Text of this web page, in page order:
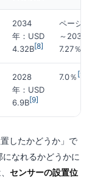
2034
年：USD
4.32B[8]
ページ
～2034
7.27％
2028
年：USD
6.9B[9]
7.0％ [9]
したかどうか」で
なれるかどうかに
センサーの設置位